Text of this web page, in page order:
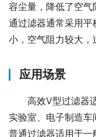
容尘量，降低了空
通过滤器通常采用
小，空气阻力较大，
应用场景
高效V型过滤器
实验室、电子制造车
普通过滤器适用于